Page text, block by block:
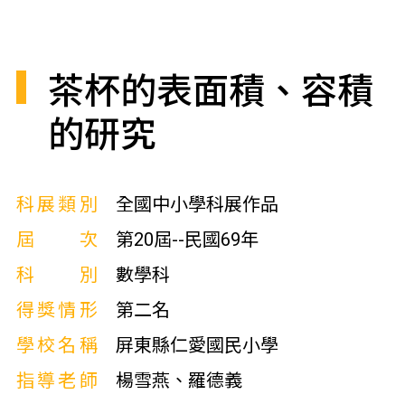
茶杯的表面積、容積
的研究
科展類別
全國中小學科展作品
屆次
第20屆--民國69年
科別
數學科
得獎情形
第二名
學校名稱
屏東縣仁愛國民小學
指導老師
楊雪燕、羅德義